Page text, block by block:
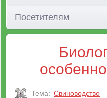
Посетителям
Тема: Свиноводство